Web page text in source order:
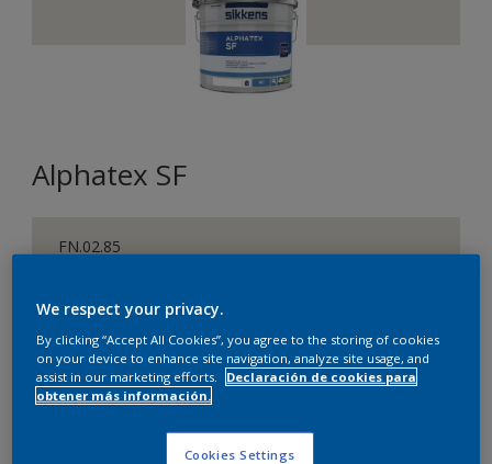
Alphatex SF
FN.02.85
1 litros
1 litros
Cantidad Calculadora de pintura
We respect your privacy.
By clicking “Accept All Cookies”, you agree to the storing of cookies
on your device to enhance site navigation, analyze site usage, and
assist in our marketing efforts.
Declaración de cookies para
obtener más información.
Cookies Settings